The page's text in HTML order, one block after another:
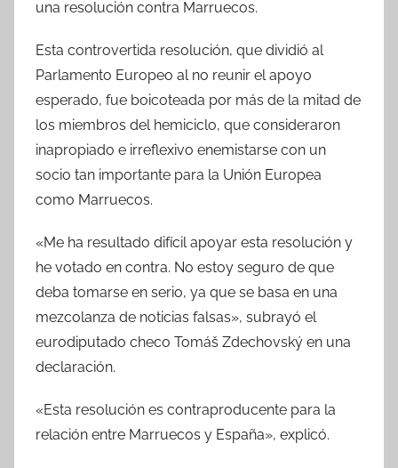
una resolución contra Marruecos.
Esta controvertida resolución, que dividió al
Parlamento Europeo al no reunir el apoyo
esperado, fue boicoteada por más de la mitad de
los miembros del hemiciclo, que consideraron
inapropiado e irreflexivo enemistarse con un
socio tan importante para la Unión Europea
como Marruecos.
«Me ha resultado difícil apoyar esta resolución y
he votado en contra. No estoy seguro de que
deba tomarse en serio, ya que se basa en una
mezcolanza de noticias falsas», subrayó el
eurodiputado checo Tomáš Zdechovský en una
declaración.
«Esta resolución es contraproducente para la
relación entre Marruecos y España», explicó.